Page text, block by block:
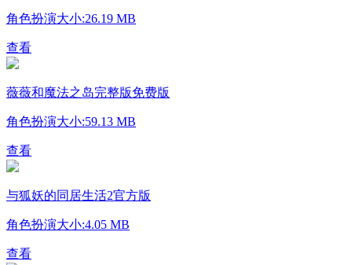
角色扮演大小:26.19 MB
查看
薇薇和魔法之岛完整版免费版
角色扮演大小:59.13 MB
查看
与狐妖的同居生活2官方版
角色扮演大小:4.05 MB
查看